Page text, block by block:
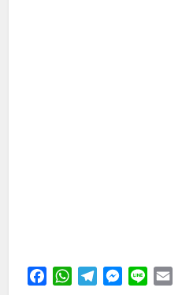
FacebookWhatsApp
TelegramMessenger
Line